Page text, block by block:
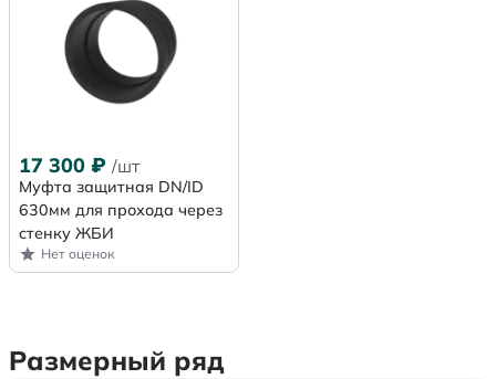
17 300 ₽ /шт
Муфта защитная DN/ID
630мм для прохода через
стенку ЖБИ
Нет оценок
Размерный ряд